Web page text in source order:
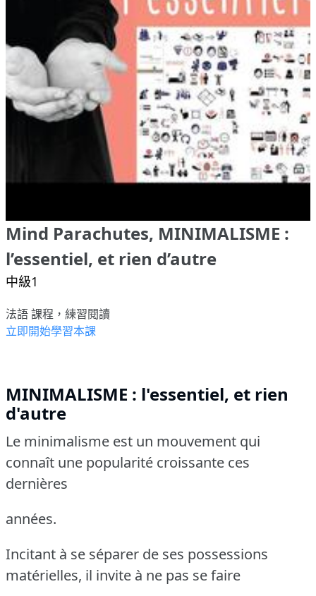
Mind Parachutes, MINIMALISME :
l’essentiel, et rien d’autre
中級1
法語 課程，練習閱讀
立即開始學習本課
MINIMALISME : l'essentiel, et rien
d'autre
Le minimalisme est un mouvement qui
connaît une popularité croissante ces
dernières
années.
Incitant à se séparer de ses possessions
matérielles, il invite à ne pas se faire